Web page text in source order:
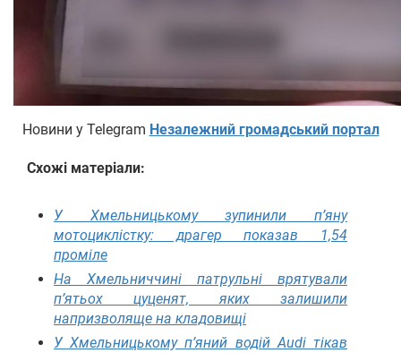
Новини у Telegram Незалежний громадський портал
Схожі матеріали:
У Хмельницькому зупинили п’яну
мотоциклістку: драгер показав 1,54
проміле
На Хмельниччині патрульні врятували
п’ятьох цуценят, яких залишили
напризволяще на кладовищі
У Хмельницькому п’яний водій Audi тікав